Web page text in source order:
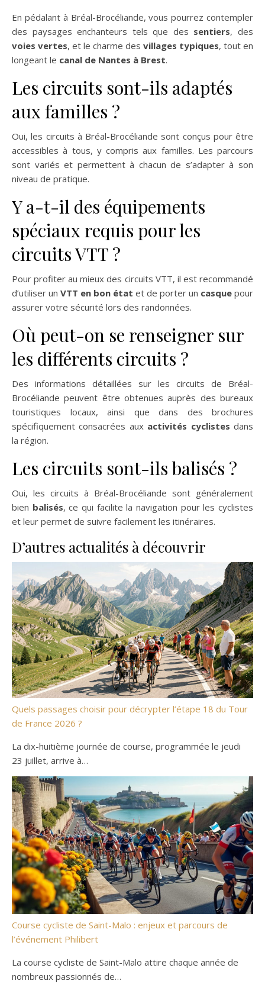
En pédalant à Bréal-Brocéliande, vous pourrez contempler
des paysages enchanteurs tels que des sentiers, des
voies vertes, et le charme des villages typiques, tout en
longeant le canal de Nantes à Brest.
Les circuits sont-ils adaptés
aux familles ?
Oui, les circuits à Bréal-Brocéliande sont conçus pour être
accessibles à tous, y compris aux familles. Les parcours
sont variés et permettent à chacun de s’adapter à son
niveau de pratique.
Y a-t-il des équipements
spéciaux requis pour les
circuits VTT ?
Pour profiter au mieux des circuits VTT, il est recommandé
d’utiliser un VTT en bon état et de porter un casque pour
assurer votre sécurité lors des randonnées.
Où peut-on se renseigner sur
les différents circuits ?
Des informations détaillées sur les circuits de Bréal-
Brocéliande peuvent être obtenues auprès des bureaux
touristiques locaux, ainsi que dans des brochures
spécifiquement consacrées aux activités cyclistes dans
la région.
Les circuits sont-ils balisés ?
Oui, les circuits à Bréal-Brocéliande sont généralement
bien balisés, ce qui facilite la navigation pour les cyclistes
et leur permet de suivre facilement les itinéraires.
D’autres actualités à découvrir
Quels passages choisir pour décrypter l’étape 18 du Tour
de France 2026 ?
La dix-huitième journée de course, programmée le jeudi
23 juillet, arrive à…
Course cycliste de Saint-Malo : enjeux et parcours de
l’événement Philibert
La course cycliste de Saint-Malo attire chaque année de
nombreux passionnés de…